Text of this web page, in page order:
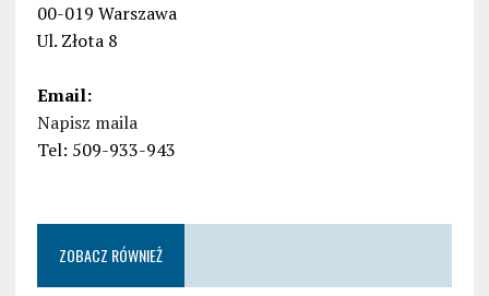
00-019 Warszawa
Ul. Złota 8
Email:
Napisz maila
Tel: 509-933-943
ZOBACZ RÓWNIEŻ